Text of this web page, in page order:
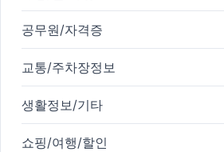
공무원/자격증
교통/주차장정보
생활정보/기타
쇼핑/여행/할인